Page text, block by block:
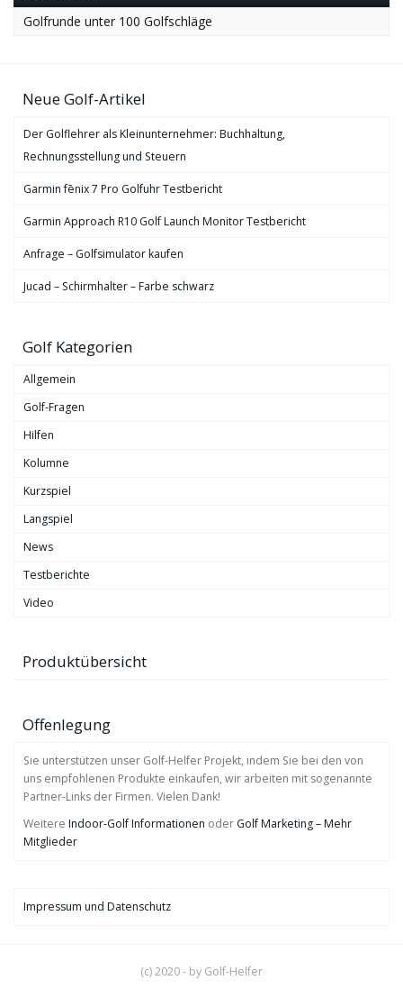
Golfrunde unter 100 Golfschläge
Neue Golf-Artikel
Der Golflehrer als Kleinunternehmer: Buchhaltung,
Rechnungsstellung und Steuern
Garmin fēnix 7 Pro Golfuhr Testbericht
Garmin Approach R10 Golf Launch Monitor Testbericht
Anfrage – Golfsimulator kaufen
Jucad – Schirmhalter – Farbe schwarz
Golf Kategorien
Allgemein
Golf-Fragen
Hilfen
Kolumne
Kurzspiel
Langspiel
News
Testberichte
Video
Produktübersicht
Offenlegung
Sie unterstützen unser Golf-Helfer Projekt, indem Sie bei den von
uns empfohlenen Produkte einkaufen, wir arbeiten mit sogenannte
Partner-Links der Firmen. Vielen Dank!
Weitere Indoor-Golf Informationen oder Golf Marketing – Mehr
Mitglieder
Impressum und Datenschutz
(c) 2020 - by Golf-Helfer